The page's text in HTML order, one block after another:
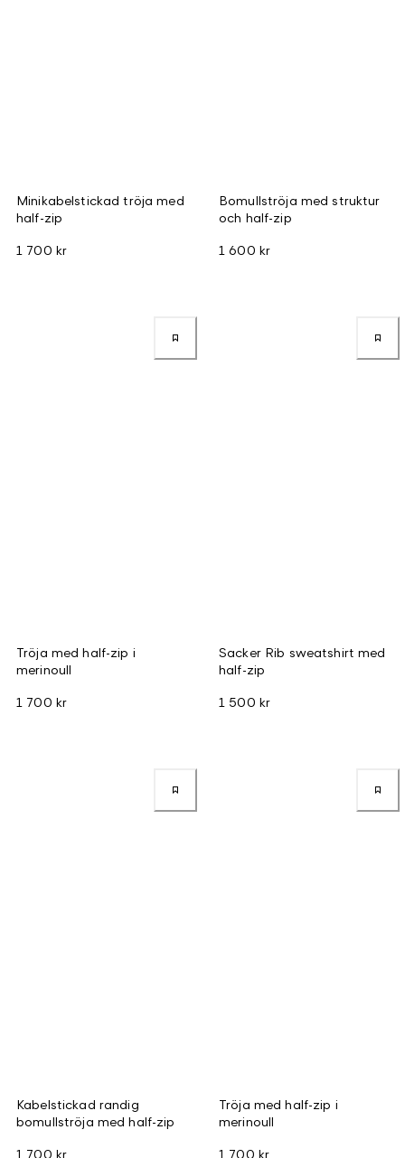
Minikabelstickad tröja med
half-zip
1 700 kr
Bomullströja med struktur
och half-zip
1 600 kr
Tröja med half-zip i
merinoull
1 700 kr
Sacker Rib sweatshirt med
half-zip
1 500 kr
Kabelstickad randig
bomullströja med half-zip
1 700 kr
Tröja med half-zip i
merinoull
1 700 kr